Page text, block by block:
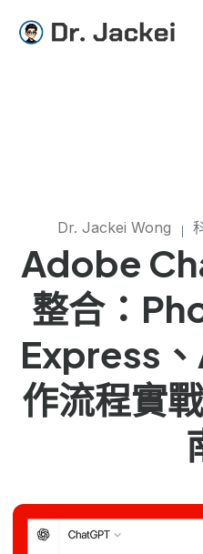
Dr. Jackei Wong
Adobe
整合：
Express
作流程實